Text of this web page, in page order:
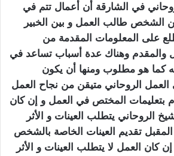
في الشارقة أن أعمال تتم في
الشخص طالب العمل و بين الخبير
على المعلومات المقدمة من
وهناك عدة أسباب تساعد في
كما هو مطلوب ومنها أن يكون
الروحاني متيقن من نجاح العمل
بتعليمات المختص في العمل و إن كان
الروحاني يتطلب العينات و الأثر
تقديم العينات الخاصة بالشخص
كان العمل لا يتطلب العينات و الأثر